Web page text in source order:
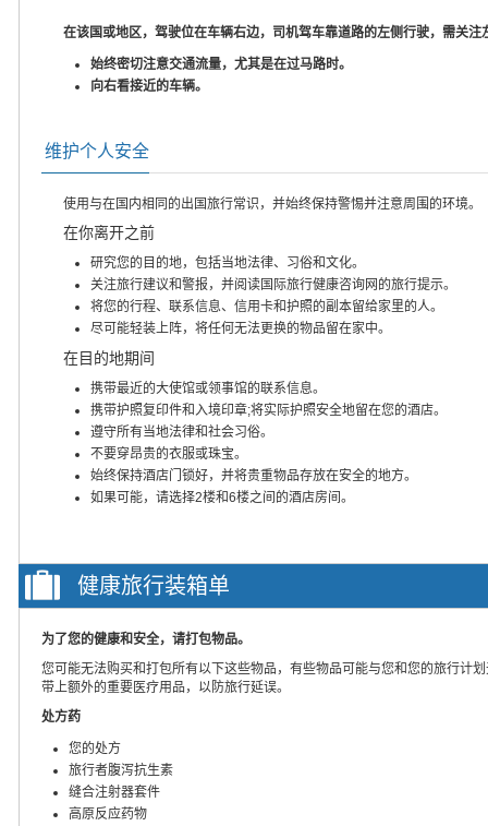
在该国或地区，驾驶位在车辆右边，司机驾车靠道路的左侧行驶，需关注
始终密切注意交通流量，尤其是在过马路时。
向右看接近的车辆。
维护个人安全
使用与在国内相同的出国旅行常识，并始终保持警惕并注意周围的环境。
在你离开之前
研究您的目的地，包括当地法律、习俗和文化。
关注旅行建议和警报，并阅读国际旅行健康咨询网的旅行提示。
将您的行程、联系信息、信用卡和护照的副本留给家里的人。
尽可能轻装上阵，将任何无法更换的物品留在家中。
在目的地期间
携带最近的大使馆或领事馆的联系信息。
携带护照复印件和入境印章;将实际护照安全地留在您的酒店。
遵守所有当地法律和社会习俗。
不要穿昂贵的衣服或珠宝。
始终保持酒店门锁好，并将贵重物品存放在安全的地方。
如果可能，请选择2楼和6楼之间的酒店房间。
健康旅行装箱单
为了您的健康和安全，请打包物品。
您可能无法购买和打包所有以下这些物品，有些物品可能与您和您的旅行计
带上额外的重要医疗用品，以防旅行延误。
处方药
您的处方
旅行者腹泻抗生素
缝合注射器套件
高原反应药物